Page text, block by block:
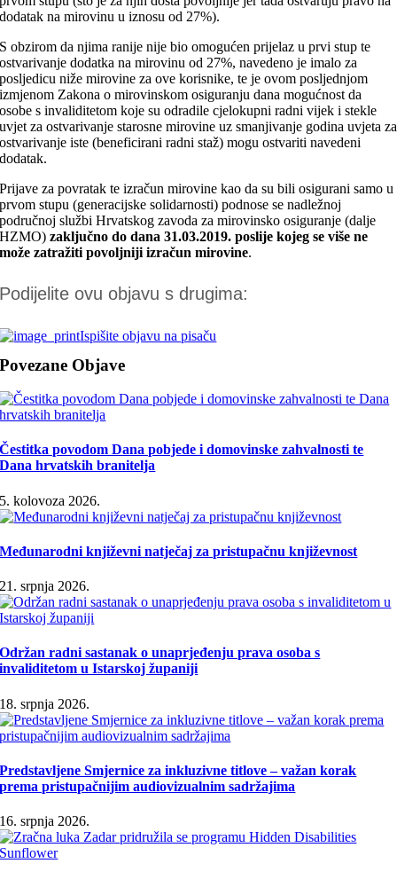
dodatak na mirovinu u iznosu od 27%).
S obzirom da njima ranije nije bio omogućen prijelaz u prvi stup te
ostvarivanje dodatka na mirovinu od 27%, navedeno je imalo za
posljedicu niže mirovine za ove korisnike, te je ovom posljednjom
izmjenom Zakona o mirovinskom osiguranju dana mogućnost da
osobe s invaliditetom koje su odradile cjelokupni radni vijek i stekle
uvjet za ostvarivanje starosne mirovine uz smanjivanje godina uvjeta za
ostvarivanje iste (beneficirani radni staž) mogu ostvariti navedeni
dodatak.
Prijave za povratak te izračun mirovine kao da su bili osigurani samo u
prvom stupu (generacijske solidarnosti) podnose se nadležnoj
područnoj službi Hrvatskog zavoda za mirovinsko osiguranje (dalje
HZMO)zaključno do dana 31.03.2019. poslije kojeg se više ne
može zatražiti povoljniji izračun mirovine.
Podijelite ovu objavu s drugima:
Ispišite objavu na pisaču
Povezane Objave
Čestitka povodom Dana pobjede i domovinske zahvalnosti te
Dana hrvatskih branitelja
5. kolovoza 2026.
Međunarodni književni natječaj za pristupačnu književnost
21. srpnja 2026.
Održan radni sastanak o unaprjeđenju prava osoba s
invaliditetom u Istarskoj županiji
18. srpnja 2026.
Predstavljene Smjernice za inkluzivne titlove – važan korak
prema pristupačnijim audiovizualnim sadržajima
16. srpnja 2026.